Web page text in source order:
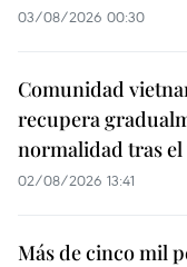
03/08/2026 00:30
Comunidad
recupera
normalidad tras
02/08/2026 13:41
Más de cinco mil